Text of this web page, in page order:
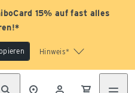
15% auf fast alles
Hinweis*